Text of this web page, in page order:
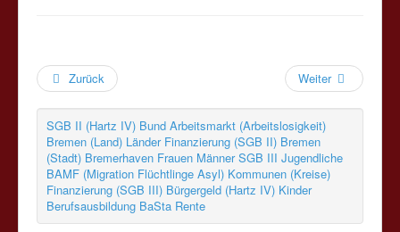
Zurück Weiter
SGB II (Hartz IV) Bund Arbeitsmarkt (Arbeitslosigkeit)
Bremen (Land) Länder Finanzierung (SGB II) Bremen
(Stadt) Bremerhaven Frauen Männer SGB III Jugendliche
BAMF (Migration Flüchtlinge Asyl) Kommunen (Kreise)
Finanzierung (SGB III) Bürgergeld (Hartz IV) Kinder
Berufsausbildung BaSta Rente